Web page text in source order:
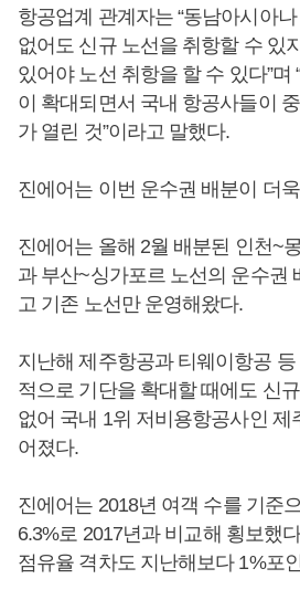
항공업계 관계자는 “동남아시아
없어도 신규 노선을 취항할 수 있
있어야 노선 취항을 할 수 있다”며
이 확대되면서 국내 항공사들이
가 열린 것”이라고 말했다.
진에어는 이번 운수권 배분이 더
진에어는 올해 2월 배분된 인천~
과 부산~싱가포르 노선의 운수권
고 기존 노선만 운영해왔다.
지난해 제주항공과 티웨이항공
적으로 기단을 확대할 때에도 신
없어 국내 1위 저비용항공사인 제
어졌다.
진에어는 2018년 여객 수를 기준
6.3%로 2017년과 비교해 횡보했
점유율 격차도 지난해보다 1%포